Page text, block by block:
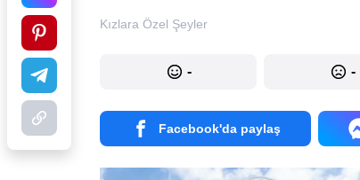
Kızlara Özel Şeyler
- -
Facebook'da paylaş